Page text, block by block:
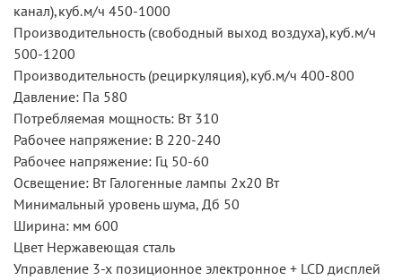
канал),куб.м/ч 450-1000
Производительность (свободный выход воздуха),куб.м/ч
500-1200
Производительность (рециркуляция),куб.м/ч 400-800
Давление: Па 580
Потребляемая мощность: Вт 310
Рабочее напряжение: В 220-240
Рабочее напряжение: Гц 50-60
Освещение: Вт Галогенные лампы 2x20 Вт
Минимальный уровень шума, Дб 50
Ширина: мм 600
Цвет Нержавеющая сталь
Управление 3-х позиционное электронное + LCD дисплей